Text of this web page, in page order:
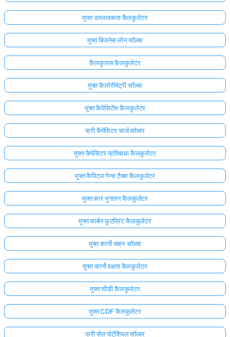
मुफ्त उत्प्लावकता कैलकुलेटर
मुफ्त बिजनेस लोन सॉल्वर
कैलकुलस कैलकुलेटर
मुफ्त कैलोरीमेट्री सॉल्वर
मुफ्त कैपेसिटेंस कैलकुलेटर
फ्री कैपेसिटर चार्ज सॉल्वर
मुफ्त कैपेसिटर प्रतिबाधा कैलकुलेटर
मुफ्त कैपिटल गेन्स टैक्स कैलकुलेटर
मुफ्त कार भुगतान कैलकुलेटर
मुफ्त कार्बन फुटप्रिंट कैलकुलेटर
मुफ्त कार्नो चक्र सॉल्वर
मुफ्त कार्नो दक्षता कैलकुलेटर
मुफ्त सीडी कैलकुलेटर
मुफ्त CDF कैलकुलेटर
फ्री सेल पोटेंशियल सॉल्वर